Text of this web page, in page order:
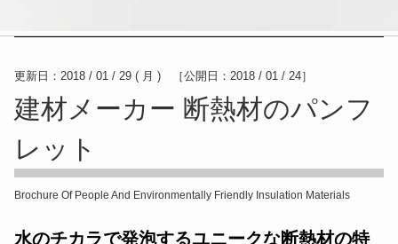
更新日：2018 / 01 / 29 ( 月 ) ［公開日：2018 / 01 / 24］
建材メーカー 断熱材のパンフ
レット
Brochure Of People And Environmentally Friendly Insulation Materials
水のチカラで発泡するユニークな断熱材の特